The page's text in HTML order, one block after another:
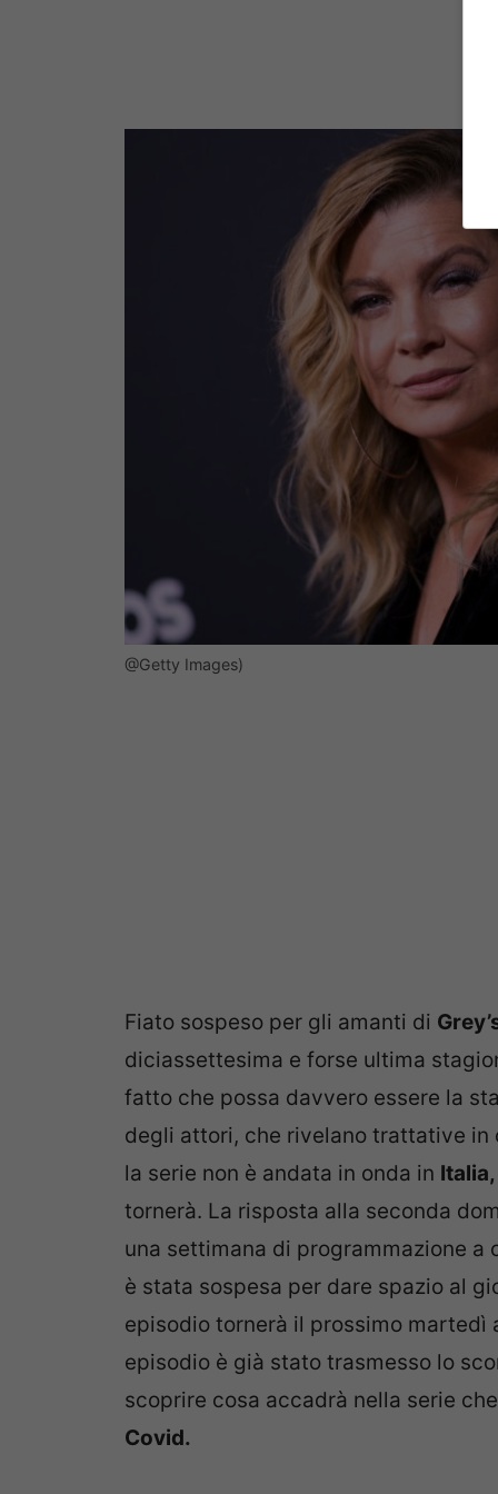
@Getty Images)
Fiato sospeso per gli amanti di
diciassettesima e forse ultima
fatto che possa davvero essere la
degli attori, che rivelano trattative in
la serie non è andata in onda in Italia,
tornerà. La risposta alla seconda
una settimana di programmazione a
è stata sospesa per dare spazio al
episodio tornerà il prossimo martedì
episodio è già stato trasmesso lo
scoprire cosa accadrà nella serie
Covid.